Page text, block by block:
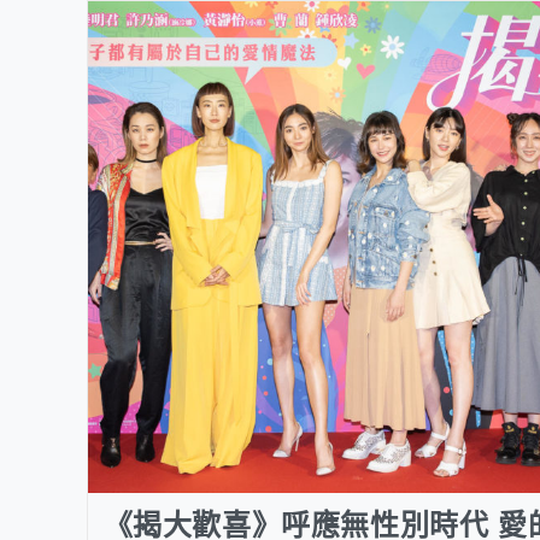
《揭大歡喜》呼應無性別時代 愛